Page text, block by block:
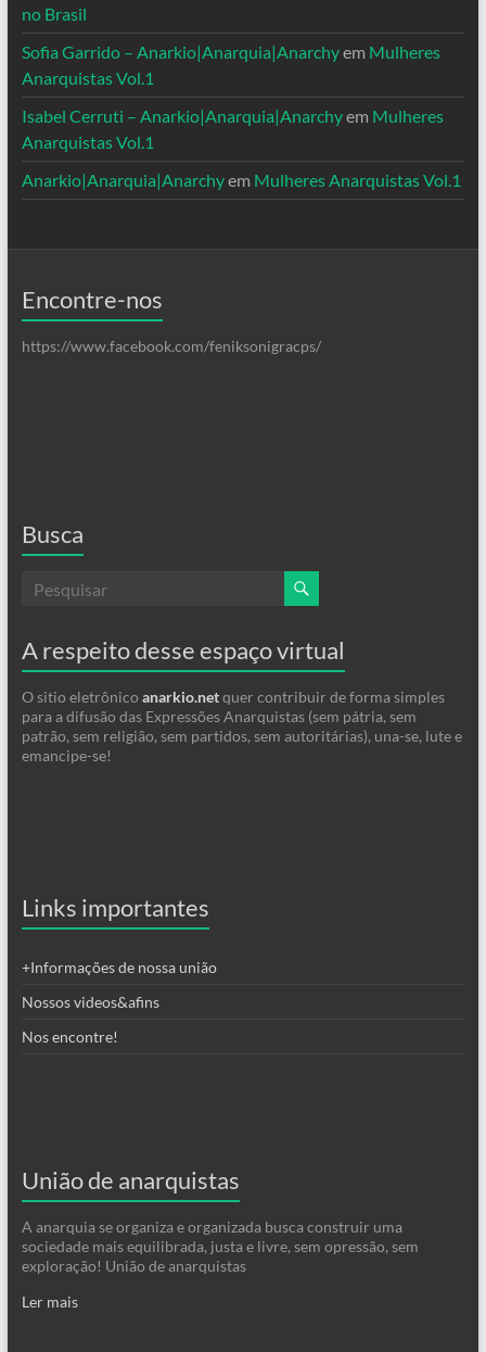
no Brasil
Sofia Garrido – Anarkio|Anarquia|Anarchyem Mulheres
Anarquistas Vol.1
Isabel Cerruti – Anarkio|Anarquia|Anarchyem Mulheres
Anarquistas Vol.1
Anarkio|Anarquia|Anarchyem Mulheres Anarquistas Vol.1
Encontre-nos
https://www.facebook.com/feniksonigracps/
Busca
A respeito desse espaço virtual
O sitio eletrônico anarkio.netquer contribuir de forma simples
para a difusão das Expressões Anarquistas (sem pátria, sem
patrão, sem religião, sem partidos, sem autoritárias), una-se, lute e
emancipe-se!
Links importantes
+Informações de nossa união
Nossos videos&afins
Nos encontre!
União de anarquistas
A anarquia se organiza e organizada busca construir uma
sociedade mais equilibrada, justa e livre, sem opressão, sem
exploração! União de anarquistas
Ler mais